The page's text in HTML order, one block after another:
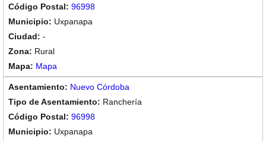
96998
Uxpanapa
-
Rural
Mapa
Nuevo Córdoba
Ranchería
96998
Uxpanapa